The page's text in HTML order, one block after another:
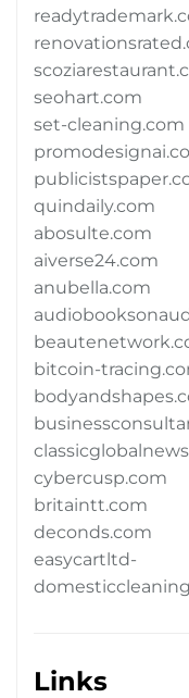
seohart.com
set-cleaning.com
quindaily.com
abosulte.com
aiverse24.com
anubella.com
bitcoin-
cybercusp.com
britaintt.com
deconds.com
easycartltd-
Links